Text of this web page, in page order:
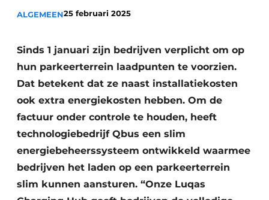
Privacy / Cookie statement
Vacatures
ALGEMEEN25 februari 2025
Sinds 1 januari zijn bedrijven verplicht om op
hun parkeerterrein laadpunten te voorzien.
Dat betekent dat ze naast installatiekosten
ook extra energiekosten hebben. Om de
factuur onder controle te houden, heeft
technologiebedrijf Qbus een slim
energiebeheerssysteem ontwikkeld waarmee
bedrijven het laden op een parkeerterrein
slim kunnen aansturen. “Onze Luqas